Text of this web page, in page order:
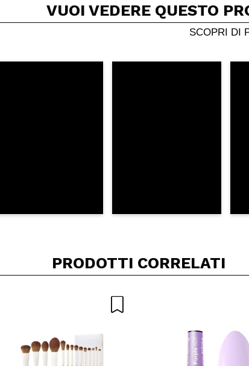
Condividi un video o una foto
Il tuo video potrebbe essere il primo.
Consiglieresti questo acquisto? Si No
VUOI VEDERE QUESTO
SCOPRI DI
PRODOTTI CORRELATI